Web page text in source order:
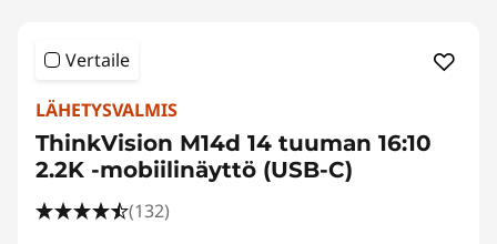
Vertaile
LÄHETYSVALMIS
ThinkVision M14d 14 tuuman 16:10
2.2K -mobiilinäyttö (USB-C)
(132)